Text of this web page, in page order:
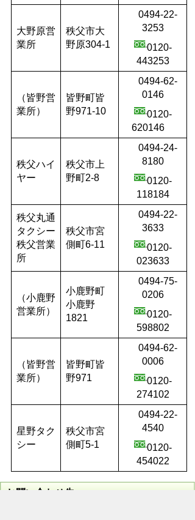
大野原営
業所
秩父市大
野原304-1
0494-22-
3253
0120-
443253
（皆野営
業所）
皆野町皆
野971-10
0494-62-
0146
0120-
620146
秩父ハイ
ヤー
秩父市上
野町2-8
0494-24-
8180
0120-
118184
秩父丸通
タクシー
秩父営業
所
秩父市宮
側町6-11
0494-22-
3633
0120-
023633
（小鹿野
営業所）
小鹿野町
小鹿野
1821
0494-75-
0206
0120-
598802
（皆野営
業所）
皆野町皆
野971
0494-62-
0006
0120-
274102
星野タク
シー
秩父市宮
側町5-1
0494-22-
4540
0120-
454022
お問い合わせ先